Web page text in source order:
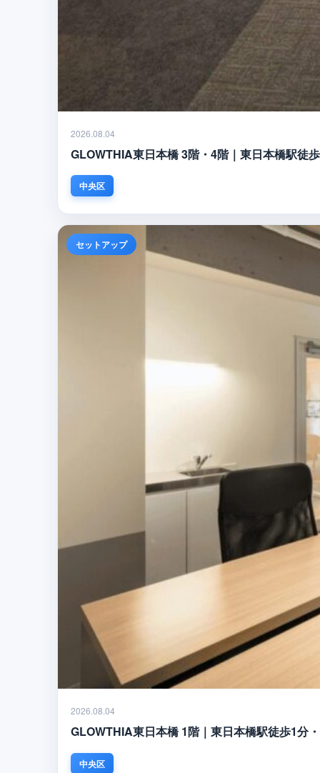
2026.08.04
GLOWTHIA東日本橋 3階・4階｜東日本橋駅徒
中央区
セットアップ
2026.08.04
GLOWTHIA東日本橋 1階｜東日本橋駅徒歩1分
中央区